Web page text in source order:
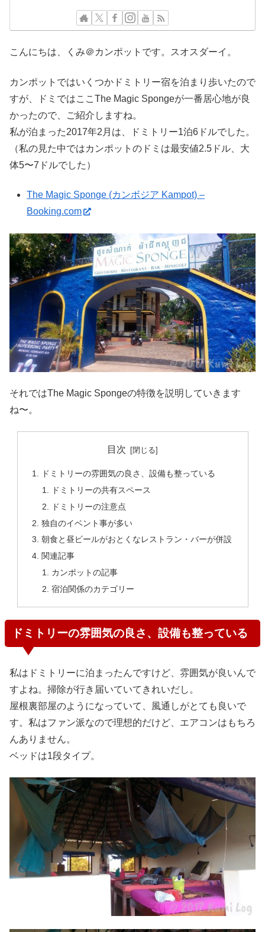
こんにちは、くみ＠カンポットです。スオスダーイ。
カンポットではいくつかドミトリー宿を泊まり歩いたので
すが、ドミではここThe Magic Spongeが一番居心地が良
かったので、ご紹介しますね。
私が泊まった2017年2月は、ドミトリー1泊6ドルでした。
（私の見た中ではカンポットのドミは最安値2.5ドル、大
体5〜7ドルでした）
The Magic Sponge (カンボジア Kampot) –
Booking.com
それではThe Magic Spongeの特徴を説明していきます
ね〜。
目次
ドミトリーの雰囲気の良さ、設備も整っている
ドミトリーの共有スペース
ドミトリーの注意点
独自のイベント事が多い
朝食と昼ビールがおとくなレストラン・バーが併設
関連記事
カンポットの記事
宿泊関係のカテゴリー
ドミトリーの雰囲気の良さ、設備も整っている
私はドミトリーに泊まったんですけど、雰囲気が良いんで
すよね。掃除が行き届いていてきれいだし。
屋根裏部屋のようになっていて、風通しがとても良いで
す。私はファン派なので理想的だけど、エアコンはもちろ
んありません。
ベッドは1段タイプ。